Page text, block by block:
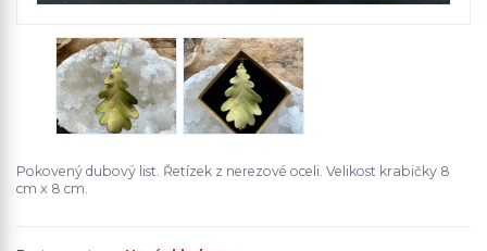
Pokovený dubový list. Řetízek z nerezové oceli. Velikost krabičky 8
cm x 8 cm.